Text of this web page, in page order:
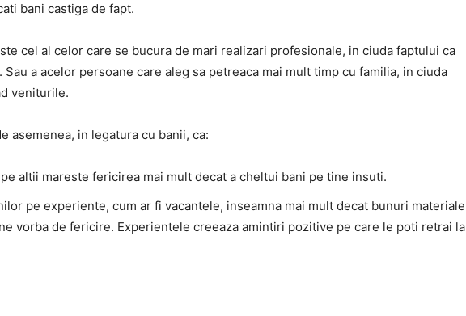
bani castiga de fapt.
cel al celor care se bucura de mari realizari profesionale, in ciuda faptului ca
Sau a acelor persoane care aleg sa petreaca mai mult timp cu familia, in ciuda
veniturile.
asemenea, in legatura cu banii, ca:
altii mareste fericirea mai mult decat a cheltui bani pe tine insuti.
pe experiente, cum ar fi vacantele, inseamna mai mult decat bunuri materiale
vorba de fericire. Experientele creeaza amintiri pozitive pe care le poti retrai la